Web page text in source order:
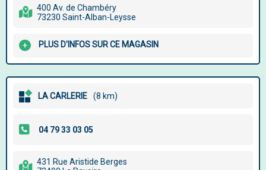
400 Av. de Chambéry
73230 Saint-Alban-Leysse
PLUS D'INFOS SUR CE MAGASIN
LA CARLERIE (8 km)
431 Rue Aristide Berges